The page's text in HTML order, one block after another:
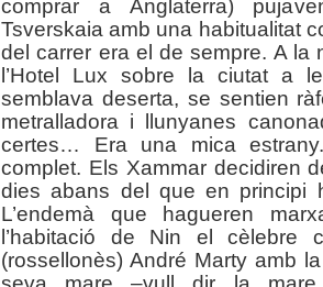
comprar a Anglaterra)
Tsverskaia amb una habitualitat
del carrer era el de sempre. A la
l’Hotel Lux sobre la ciutat a
semblava deserta, se sentien
metralladora i llunyanes
certes… Era una mica
complet. Els Xammar decidiren
dies abans del que en principi
L’endemà que hagueren
l’habitació de Nin el cèlebre
(rossellonès) André Marty amb